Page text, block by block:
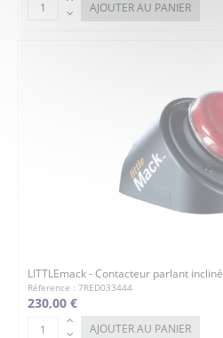
AJOUTER AU PANIER
LITTLEmack - Contacteur parlant incliné
Réference : 7RED033444
230,00 €
AJOUTER AU PANIER